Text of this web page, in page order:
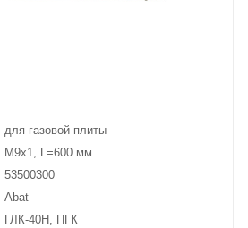
для газовой плиты
М9х1, L=600 мм
53500300
Abat
ГЛК-40Н, ПГК